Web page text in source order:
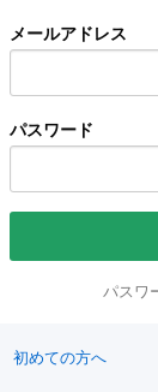
メールアドレス
パスワード
パスワ
初めての方へ